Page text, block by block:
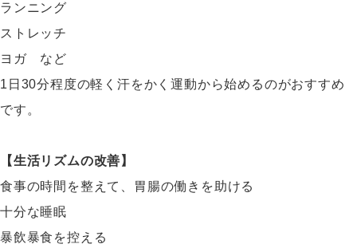
ランニング
ストレッチ
ヨガ など
1日30分程度の軽く汗をかく運動から始めるのがおすすめ
です。
【生活リズムの改善】
食事の時間を整えて、胃腸の働きを助ける
十分な睡眠
暴飲暴食を控える